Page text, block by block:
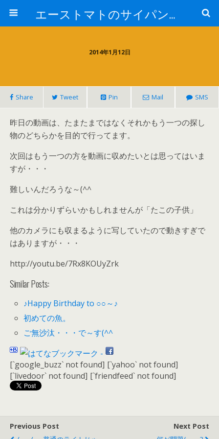
エーストマトのサイパンダイビング日記
2014年1月12日
Share Tweet Pin Mail SMS
昨日の動画は、たまたまではなくそれかもう一つの探し
物のどちらかを目的で行ってます。
次回はもう一つの方を動画に収めたいとは思ってはいま
すが・・・
難しいんだろうな～(^^ゞ
これは分かりずらいかもしれませんが「たこの子供」
他のカメラにも収まるように写していたので動きすぎで
はありますが・・・
http://youtu.be/7Rx8KOUyZrk
Similar Posts:
♪Happy Birthday to ○○～♪
初めての魚。
ご無沙汰・・・で～す(^^ゞ
[`google_buzz` not found] [`yahoo` not found]
[`livedoor` not found] [`friendfeed` not found]
Previous Post
Next Post